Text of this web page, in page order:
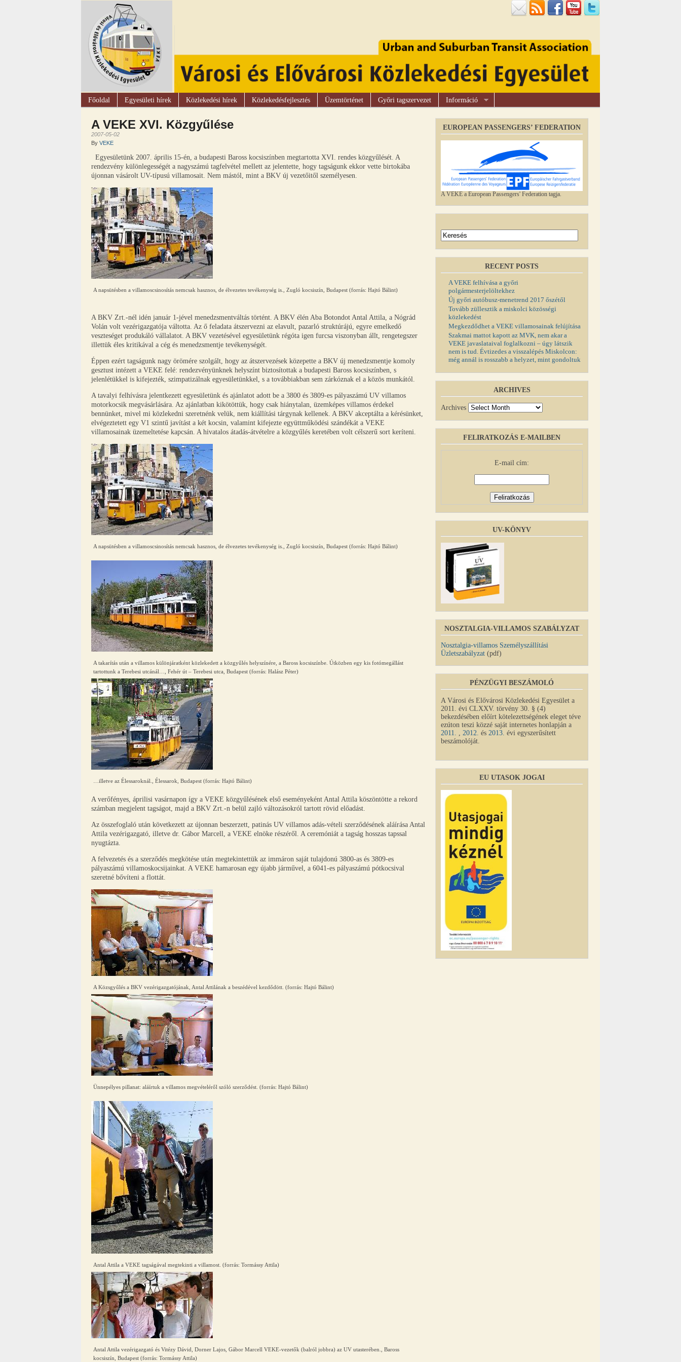
Főoldal Egyesületi hírek Közlekedési hírek Közlekedésfejlesztés Üzemtörténet Győri tagszervezet Információ
A VEKE XVI. Közgyűlése
2007-05-02
By VEKE
Egyesületünk 2007. április 15-én, a budapesti Baross kocsiszínben megtartotta XVI. rendes közgyűlését. A
rendezvény különlegességét a nagyszámú tagfelvétel mellett az jelentette, hogy tagságunk ekkor vette birtokába
újonnan vásárolt UV-típusú villamosait. Nem mástól, mint a BKV új vezetőitől személyesen.
A napsütésben a villamoscsinosítás nemcsak hasznos, de élvezetes tevékenység is., Zugló kocsiszín, Budapest (forrás: Hajtó Bálint)
A BKV Zrt.-nél idén január 1-jével menedzsmentváltás történt. A BKV élén Aba Botondot Antal Attila, a Nógrád
Volán volt vezérigazgatója váltotta. Az ő feladata átszervezni az elavult, pazarló struktúrájú, egyre emelkedő
veszteséget produkáló vállalatot. A BKV vezetésével egyesületünk régóta igen furcsa viszonyban állt, rengetegszer
illettük éles kritikával a cég és menedzsmentje tevékenységét.
Éppen ezért tagságunk nagy örömére szolgált, hogy az átszervezések közepette a BKV új menedzsmentje komoly
gesztust intézett a VEKE felé: rendezvényünknek helyszínt biztosítottak a budapesti Baross kocsiszínben, s
jelenlétükkel is kifejezték, szimpatizálnak egyesületünkkel, s a továbbiakban sem zárkóznak el a közös munkától.
A tavalyi felhívásra jelentkezett egyesületünk és ajánlatot adott be a 3800 és 3809-es pályaszámú UV villamos
motorkocsik megvásárlására. Az ajánlatban kikötöttük, hogy csak hiánytalan, üzemképes villamos érdekel
bennünket, mivel mi közlekedni szeretnénk velük, nem kiállítási tárgynak kellenek. A BKV akceptálta a kérésünket,
elvégeztetett egy V1 szintű javítást a két kocsin, valamint kifejezte együttműködési szándékát a VEKE
villamosainak üzemeltetése kapcsán. A hivatalos átadás-átvételre a közgyűlés keretében volt célszerű sort keríteni.
A napsütésben a villamoscsinosítás nemcsak hasznos, de élvezetes tevékenység is., Zugló kocsiszín, Budapest (forrás: Hajtó Bálint)
A takarítás után a villamos különjáratként közlekedett a közgyűlés helyszínére, a Baross kocsiszínbe. Útközben egy kis fotómegállást
tartottunk a Terebesi utcánál…, Fehér út – Terebesi utca, Budapest (forrás: Halász Péter)
…illetve az Élessaroknál., Élessarok, Budapest (forrás: Hajtó Bálint)
A verőfényes, áprilisi vasárnapon így a VEKE közgyűlésének első eseményeként Antal Attila köszöntötte a rekord
számban megjelent tagságot, majd a BKV Zrt.-n belül zajló változásokról tartott rövid előadást.
Az összefoglaló után következett az újonnan beszerzett, patinás UV villamos adás-vételi szerződésének aláírása Antal
Attila vezérigazgató, illetve dr. Gábor Marcell, a VEKE elnöke részéről. A ceremóniát a tagság hosszas tapssal
nyugtázta.
A felvezetés és a szerződés megkötése után megtekintettük az immáron saját tulajdonú 3800-as és 3809-es
pályaszámú villamoskocsijainkat. A VEKE hamarosan egy újabb járművel, a 6041-es pályaszámú pótkocsival
szeretné bővíteni a flottát.
A Közsgyűlés a BKV vezérigazgatójának, Antal Attilának a beszédével kezdődött. (forrás: Hajtó Bálint)
Ünnepélyes pillanat: aláírtuk a villamos megvételéről szóló szerződést. (forrás: Hajtó Bálint)
Antal Attila a VEKE tagságával megtekinti a villamost. (forrás: Tormássy Attila)
Antal Attila vezérigazgató és Vitézy Dávid, Dorner Lajos, Gábor Marcell VEKE-vezetők (balról jobbra) az UV utasterében., Baross
kocsiszín, Budapest (forrás: Tormássy Attila)
EUROPEAN PASSENGERS’ FEDERATION
A VEKE a European Passengers' Federation tagja.
RECENT POSTS
A VEKE felhívása a győri
polgármesterjelöltekhez
Új győri autóbusz-menetrend 2017 őszétől
Tovább züllesztik a miskolci közösségi
közlekedést
Megkezdődhet a VEKE villamosainak felújítása
Szakmai mattot kapott az MVK, nem akar a
VEKE javaslataival foglalkozni – úgy látszik
nem is tud. Évtizedes a visszalépés Miskolcon:
még annál is rosszabb a helyzet, mint gondoltuk
ARCHIVES
Archives
FELIRATKOZÁS E-MAILBEN
E-mail cím:
UV-KÖNYV
NOSZTALGIA-VILLAMOS SZABÁLYZAT
Nosztalgia-villamos Személyszállítási
Üzletszabályzat (pdf)
PÉNZÜGYI BESZÁMOLÓ
A Városi és Elővárosi Közlekedési Egyesület a
2011. évi CLXXV. törvény 30. § (4)
bekezdésében előírt kötelezettségének eleget téve
ezúton teszi közzé saját internetes honlapján a
2011.
2012. és 2013. évi egyszerűsített
beszámolóját.
EU UTASOK JOGAI